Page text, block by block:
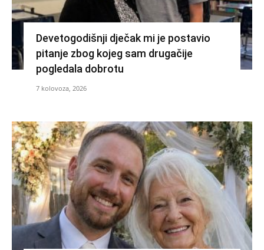
Devetogodišnji dječak mi je postavio
pitanje zbog kojeg sam drugačije
pogledala dobrotu
7 kolovoza, 2026